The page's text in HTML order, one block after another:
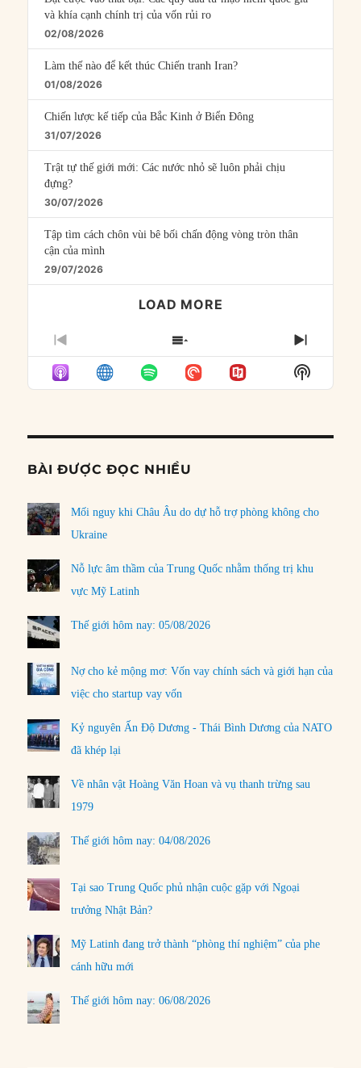
và khía cạnh chính trị của vốn rủi ro
02/08/2026
Làm thế nào để kết thúc Chiến tranh Iran?
01/08/2026
Chiến lược kế tiếp của Bắc Kinh ở Biển Đông
31/07/2026
Trật tự thế giới mới: Các nước nhỏ sẽ luôn phải chịu
đựng?
30/07/2026
Tập tìm cách chôn vùi bê bối chấn động vòng tròn thân
cận của mình
29/07/2026
LOAD MORE
PREVIOUS
EPISODE
SHOW
EPISODES
LIST
NEXT
Show
Podcast
BÀI ĐƯỢC ĐỌC NHIỀU
Mối nguy khi Châu Âu do dự hỗ trợ phòng không cho
Ukraine
Nỗ lực âm thầm của Trung Quốc nhằm thống trị khu
vực Mỹ Latinh
Thế giới hôm nay: 05/08/2026
Nợ cho kẻ mộng mơ: Vốn vay chính sách và giới hạn của
việc cho startup vay vốn
Kỷ nguyên Ấn Độ Dương - Thái Bình Dương của NATO
đã khép lại
Về nhân vật Hoàng Văn Hoan và vụ thanh trừng sau
1979
Thế giới hôm nay: 04/08/2026
Tại sao Trung Quốc phủ nhận cuộc gặp với Ngoại
trưởng Nhật Bản?
Mỹ Latinh đang trở thành “phòng thí nghiệm” của phe
cánh hữu mới
Thế giới hôm nay: 06/08/2026